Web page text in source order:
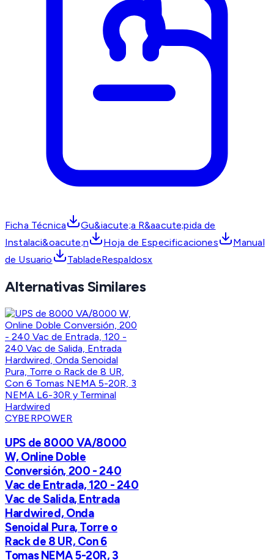
Ficha Técnica
Gu&iacute;a R&aacute;pida de
Instalaci&oacute;n
Hoja de Especificaciones
Manual
de Usuario
TabladeRespaldosx
Alternativas Similares
CYBERPOWER
UPS de 8000 VA/8000
W, Online Doble
Conversión, 200 - 240
Vac de Entrada, 120 - 240
Vac de Salida, Entrada
Hardwired, Onda
Senoidal Pura, Torre o
Rack de 8 UR, Con 6
Tomas NEMA 5-20R, 3